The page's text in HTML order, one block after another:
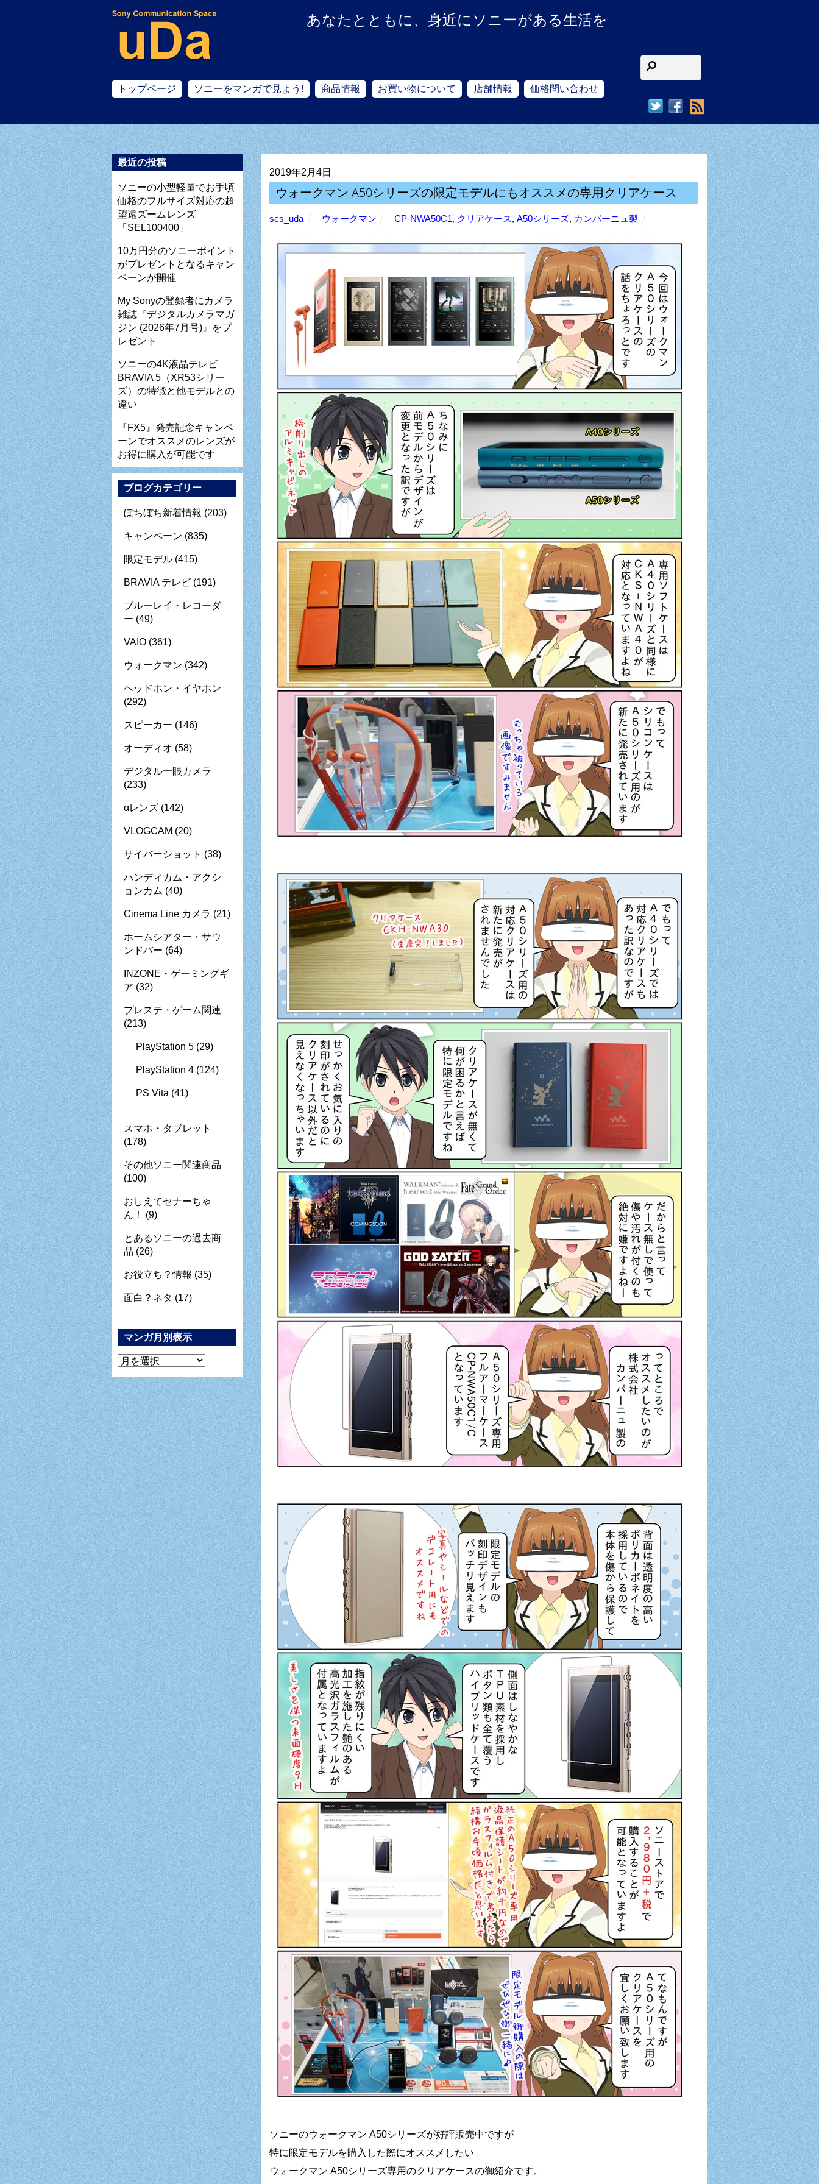
あなたとともに、身近にソニーがある生活を
トップページ ソニーをマンガで見よう! 商品情報 お買い物について 店舗情報
価格問い合わせ
2019年2月4日
ウォークマン A50シリーズの限定モデルにもオススメの専用クリアケース
scs_uda ウォークマン CP-NWA50C1, クリアケース,A50シリーズ, カンパーニュ製
ソニーのウォークマン A50シリーズが好評販売中ですが
特に限定モデルを購入した際にオススメしたい
ウォークマン A50シリーズ専用のクリアケースの御紹介です。
最近の投稿
ソニーの小型軽量でお手頃
価格のフルサイズ対応の超
望遠ズームレンズ
「SEL100400」
10万円分のソニーポイント
がプレゼントとなるキャン
ペーンが開催
My Sonyの登録者にカメラ
雑誌『デジタルカメラマガ
ジン (2026年7月号)』をプ
レゼント
ソニーの4K液晶テレビ
BRAVIA 5（XR53シリー
ズ）の特徴と他モデルとの
違い
『FX5』発売記念キャンペ
ーンでオススメのレンズが
お得に購入が可能です
ブログカテゴリー
ぼちぼち新着情報 (203)
キャンペーン (835)
限定モデル (415)
BRAVIA テレビ (191)
ブルーレイ・レコーダ
ー (49)
VAIO (361)
ウォークマン (342)
ヘッドホン・イヤホン
(292)
スピーカー (146)
オーディオ (58)
デジタル一眼カメラ
(233)
αレンズ (142)
VLOGCAM (20)
サイバーショット (38)
ハンディカム・アクシ
ョンカム (40)
Cinema Line カメラ (21)
ホームシアター・サウ
ンドバー (64)
INZONE・ゲーミングギ
ア (32)
プレステ・ゲーム関連
(213)
PlayStation 5 (29)
PlayStation 4 (124)
PS Vita (41)
スマホ・タブレット
(178)
その他ソニー関連商品
(100)
おしえてセナーちゃ
ん！
(9)
とあるソニーの過去商
品 (26)
お役立ち？情報 (35)
面白？ネタ (17)
マンガ月別表示
マ
ン
ガ
月
別
表
示